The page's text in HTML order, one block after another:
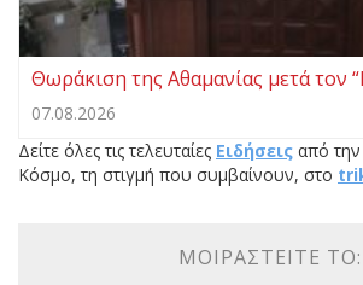
Θωράκιση της Αθαμανίας μετά τον
07.08.2026
Δείτε όλες τις τελευταίες Ειδήσεις από
Κόσμο, τη στιγμή που συμβαίνουν, στο
ΜΟΙΡΑΣΤΕΊΤΕ ΤΟ: